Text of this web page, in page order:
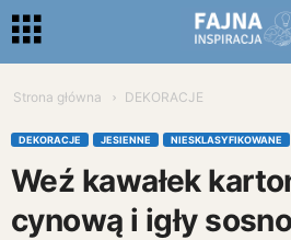
Strona główna DEKORACJE
DEKORACJE JESIENNE NIESKLASYFIKOWANE
Weź kawałek
cynową i igły